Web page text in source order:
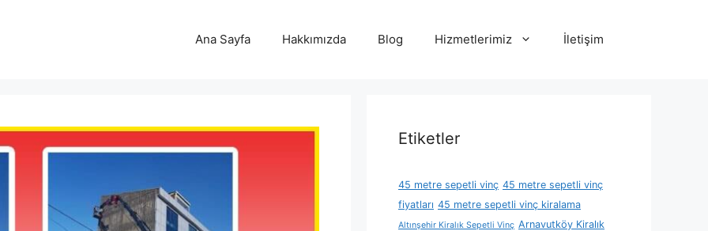
Ana Sayfa Hakkımızda Blog Hizmetlerimiz İletişim
Etiketler
45 metre sepetli vinç 45 metre sepetli vinç
fiyatları 45 metre sepetli vinç kiralama
Altınşehir Kiralık Sepetli Vinç Arnavutköy Kiralık